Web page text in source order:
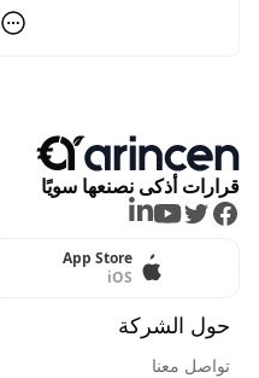
قرارات أذكى نصنعها سويًا
Facebook
Twitter
Youtube
LinkedIn
App Store
iOS
حول الشركة
تواصل معنا